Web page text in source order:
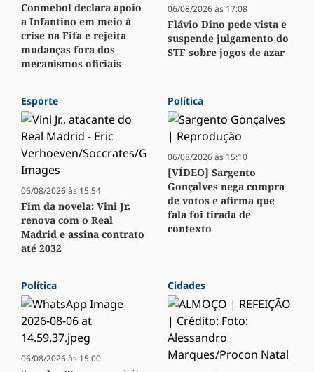
Conmebol declara apoio
a Infantino em meio à
crise na Fifa e rejeita
mudanças fora dos
mecanismos oficiais
06/08/2026 às 17:08
Flávio Dino pede vista e
suspende julgamento do
STF sobre jogos de azar
Esporte
06/08/2026 às 15:54
Fim da novela: Vini Jr.
renova com o Real
Madrid e assina contrato
até 2032
Política
06/08/2026 às 15:10
[VÍDEO] Sargento
Gonçalves nega compra
de votos e afirma que
fala foi tirada de
contexto
Política
06/08/2026 às 15:00
Cidades